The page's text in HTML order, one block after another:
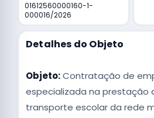
01612560000160-1-
000016/2026
Detalhes do Objeto
Objeto:Contratação de
especializada na prestação
transporte escolar da rede